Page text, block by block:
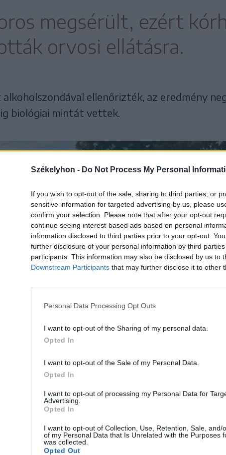
Székelyhon - Do Not Process My Personal
If you wish to opt-out of the sale, sharing to third parties, or
sensitive information for targeted advertising by us, please
confirm your selection. Please note that after your opt-out
continue seeing interest-based ads based on personal
information disclosed to third parties prior to your opt-out.
further disclosure of your personal information by third
participants. This information may also be disclosed by us to
Downstream Participants that may further disclose it to other
Personal Data Processing Opt Outs
I want to opt-out of the Sharing of my personal data.
Opted In
I want to opt-out of the Sale of my Personal Data.
Opted In
I want to opt-out of processing my Personal Data for
Advertising.
Opted In
I want to opt-out of Collection, Use, Retention, Sale, and/
of my Personal Data that Is Unrelated with the Purposes
was collected.
Opted Out
megsérült, ezért
orvosi ellátásra.
ellenőrizték, az eredmény
biológiai mintát vettek.